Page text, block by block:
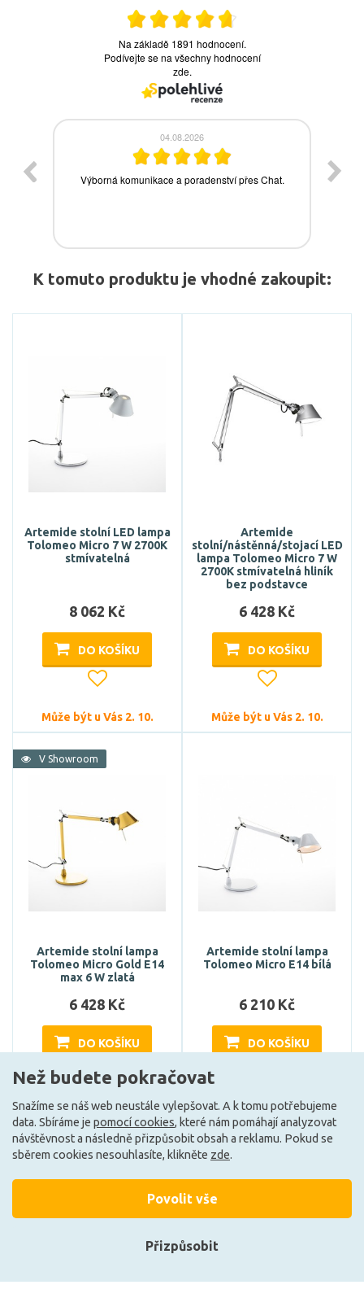
K tomuto produktu je vhodné zakoupit:
Artemide stolní LED lampa
Tolomeo Micro 7 W 2700K
stmívatelná
8 062 Kč
DO KOŠÍKU
Může být u Vás 2. 10.
Artemide
stolní/nástěnná/stojací LED
lampa Tolomeo Micro 7 W
2700K stmívatelná hliník
bez podstavce
6 428 Kč
DO KOŠÍKU
Může být u Vás 2. 10.
V Showroom
Artemide stolní lampa
Tolomeo Micro Gold E14
max 6 W zlatá
6 428 Kč
DO KOŠÍKU
Může být u Vás 2. 10.
Artemide stolní lampa
Tolomeo Micro E14 bílá
6 210 Kč
DO KOŠÍKU
Může být u Vás 2. 10.
Ze stejné kolekce
Než budete pokračovat
Snažíme se náš web neustále vylepšovat. A k tomu potřebujeme
data. Sbíráme je pomocí cookies, které nám pomáhají analyzovat
návštěvnost a následně přizpůsobit obsah a reklamu. Pokud se
sběrem cookies nesouhlasíte, klikněte zde.
Přizpůsobit
Povolit vše